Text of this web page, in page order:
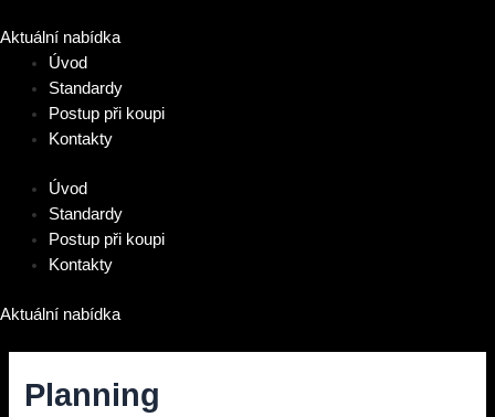
na
obsah
Aktuální nabídka
Úvod
Standardy
Postup při koupi
Kontakty
Úvod
Standardy
Postup při koupi
Kontakty
Aktuální nabídka
Planning